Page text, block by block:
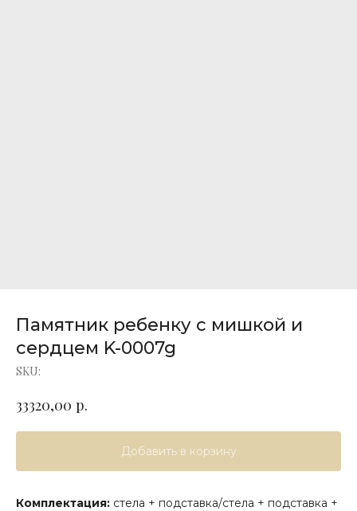
Памятник ребенку с мишкой и
сердцем K-0007g
SKU:
33320,00 р.
Добавить в корзину
Комплектация: стела + подставка/стела + подставка +